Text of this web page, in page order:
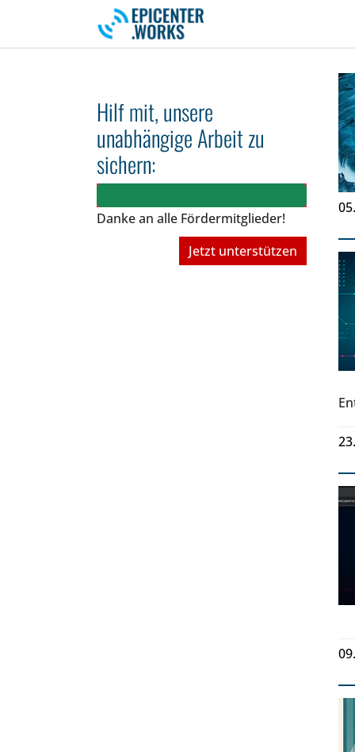
Skip to main navigation
Skip to main content
Skip to page footer
Hilf mit, unsere
unabhängige Arbeit zu
sichern:
Danke an alle Fördermitglieder!
Jetzt unterstützen